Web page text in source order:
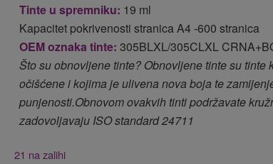
Tinte u spremniku: 19 ml
Kapacitet pokrivenosti stranica A4 -600 stranica
OEM oznaka tinte: 305BLXL/305CLXL
Što su obnovljene tinte? Obnovljene tinte su
očišćene i kojima je ulivena nova boja te
punjenosti.Obnovom ovakvih tinti podržavate
zadovoljavaju ISO standard 24711
21 na zalihi